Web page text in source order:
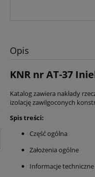
Opis
KNR nr AT-37
Katalog zawiera nakłady
izolację zawilgoconych
Spis treści:
Część ogólna
Założenia ogólne
Informacje techniczne